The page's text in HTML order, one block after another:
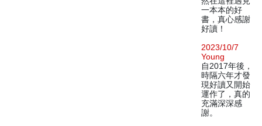
一本本的好
書，真心感謝
好讀！
2023/10/7
Young
自2017年後，
時隔六年才發
現好讀又開始
運作了，真的
充滿深深感
謝。